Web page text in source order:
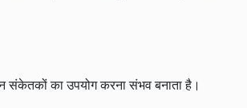
संकेतकों का उपयोग करना संभव बनाता है।